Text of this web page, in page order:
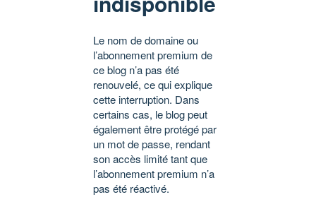
Le nom de domaine ou
l’abonnement premium de
ce blog n’a pas été
renouvelé, ce qui explique
cette interruption. Dans
certains cas, le blog peut
également être protégé par
un mot de passe, rendant
son accès limité tant que
l’abonnement premium n’a
pas été réactivé.